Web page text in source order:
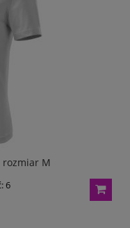
rozmiar M
6